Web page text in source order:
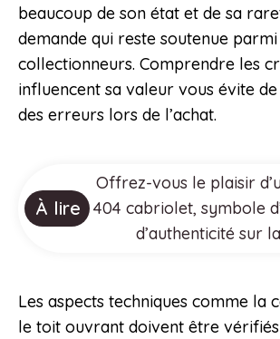
beaucoup de son état et de sa
demande qui reste soutenue parmi
collectionneurs. Comprendre les
influencent sa valeur vous évite
des erreurs lors de l’achat.
À lire
Offrez-vous le plaisir
404 cabriolet, symbole
d’authenticité sur
Les aspects techniques comme la
le toit ouvrant doivent être vérifiés